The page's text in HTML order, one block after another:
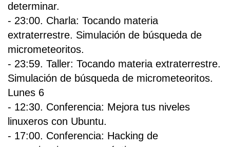
determinar.
- 23:00. Charla: Tocando materia
extraterrestre. Simulación de búsqueda de
micrometeoritos.
- 23:59. Taller: Tocando materia extraterrestre.
Simulación de búsqueda de micrometeoritos.
Lunes 6
- 12:30. Conferencia: Mejora tus niveles
linuxeros con Ubuntu.
- 17:00. Conferencia: Hacking de